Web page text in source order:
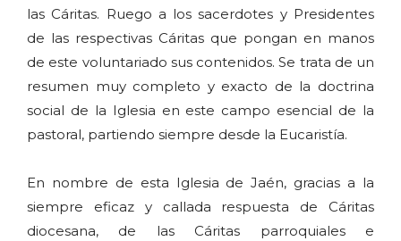
las Cáritas. Ruego a los sacerdotes y Presidentes
de las respectivas Cáritas que pongan en manos
de este voluntariado sus contenidos. Se trata de un
resumen muy completo y exacto de la doctrina
social de la Iglesia en este campo esencial de la
pastoral, partiendo siempre desde la Eucaristía.
En nombre de esta Iglesia de Jaén, gracias a la
siempre eficaz y callada respuesta de Cáritas
diocesana, de las Cáritas parroquiales e